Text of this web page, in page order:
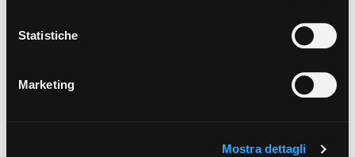
funzionamento, puoi prendere visione dell’informativa
cliccando qui.
Statistiche
Marketing
Mostra dettagli